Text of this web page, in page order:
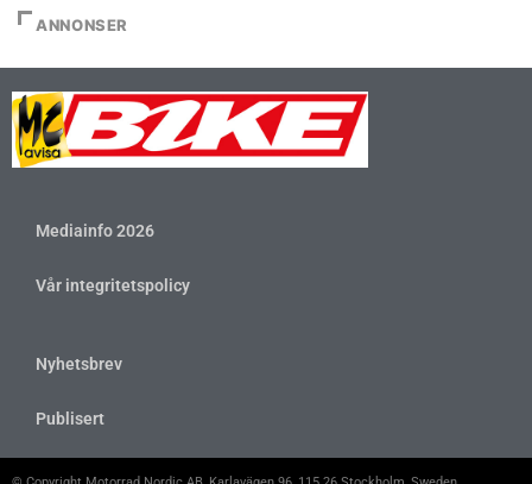
ANNONSER
Mediainfo 2026
Vår integritetspolicy
Nyhetsbrev
Publisert